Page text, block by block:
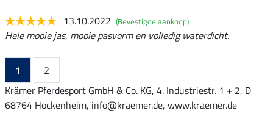
13.10.2022 (Bevestigde aankoop)
Hele mooie jas, mooie pasvorm en volledig waterdicht.
1
2
Krämer Pferdesport GmbH & Co. KG, 4. Industriestr. 1 + 2, D
68764 Hockenheim, info@kraemer.de, www.kraemer.de